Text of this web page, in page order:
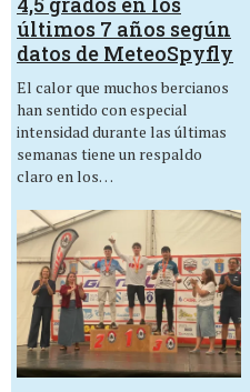
últimos 7 años según
datos de MeteoSpyfly
El calor que muchos bercianos
han sentido con especial
intensidad durante las últimas
semanas tiene un respaldo
claro en los…